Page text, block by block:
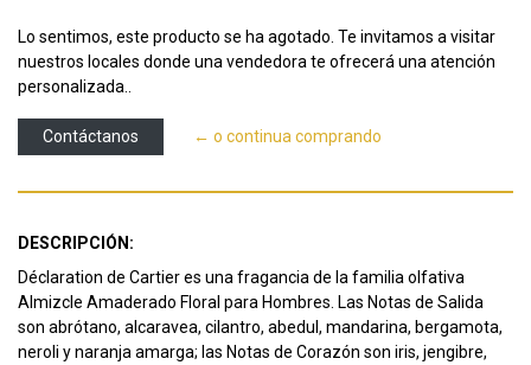
Lo sentimos, este producto se ha agotado. Te invitamos a visitar
nuestros locales donde una vendedora te ofrecerá una atención
personalizada..
Contáctanos ← o continua comprando
DESCRIPCIÓN:
Déclaration de Cartier es una fragancia de la familia olfativa
Almizcle Amaderado Floral para Hombres. Las Notas de Salida
son abrótano, alcaravea, cilantro, abedul, mandarina, bergamota,
neroli y naranja amarga; las Notas de Corazón son iris, jengibre,